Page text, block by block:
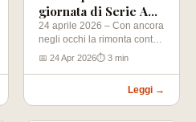
giornata di Serie A
2025-2026
24 aprile 2026 – Con ancora
negli occhi la rimonta contro
il Como che…
📅 24 Apr 2026⏱ 3 min
Leggi →